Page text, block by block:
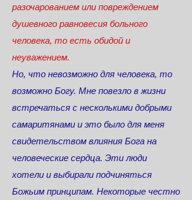
разочарованием или повреждением
душевного равновесия больного
человека, то есть обидой и
неуважением.
Но, что невозможно для человека, то
возможно Богу. Мне повезло в жизни
встречаться с несколькими добрыми
самаритянами и это было для меня
свидетельством влияния Бога на
человеческие сердца. Эти люди
хотели и выбирали подчиняться
Божьим принципам. Некоторые честно